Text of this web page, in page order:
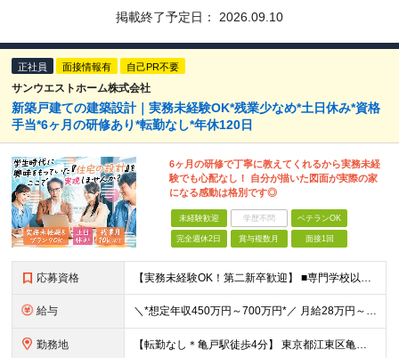
掲載終了予定日： 2026.09.10
正社員 面接情報有 自己PR不要
サンウエストホーム株式会社
新築戸建ての建築設計｜実務未経験OK*残業少なめ*土日休み*資格
手当*6ヶ月の研修あり*転勤なし*年休120日
6ヶ月の研修で丁寧に教えてくれるから実務未経
験でも心配なし！ 自分が描いた図面が実際の家
になる感動は格別です◎
未経験歓迎 学歴不問 ベテランOK
完全週休2日 賞与複数月 面接1回
応募資格 【実務未経験OK！第二新卒歓迎】 ■専門学校以上の建築学科卒業者 ■ブランクのある方も歓迎！ ※実務経験は一切問いません！「これから設計者として育ちたい」方を歓迎しています！ === ブランクのある
給与 ＼*想定年収450万円～700万円*／ 月給28万円～40万円 ※経験・年齢・前職の給与を考慮し決定 ※残業代は別途全額支給いたします ※試用期間3ヶ月あり（期間中の条件に差異なし）
勤務地 【転勤なし＊亀戸駅徒歩4分】 東京都江東区亀戸1-39-5 サンウエストホーム6F ※(変更の範囲)なし